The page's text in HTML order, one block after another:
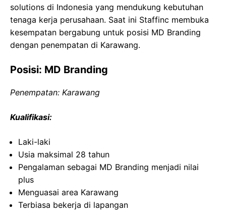
solutions di Indonesia yang mendukung kebutuhan
tenaga kerja perusahaan. Saat ini Staffinc membuka
kesempatan bergabung untuk posisi MD Branding
dengan penempatan di Karawang.
Posisi: MD Branding
Penempatan: Karawang
Kualifikasi:
Laki-laki
Usia maksimal 28 tahun
Pengalaman sebagai MD Branding menjadi nilai
plus
Menguasai area Karawang
Terbiasa bekerja di lapangan